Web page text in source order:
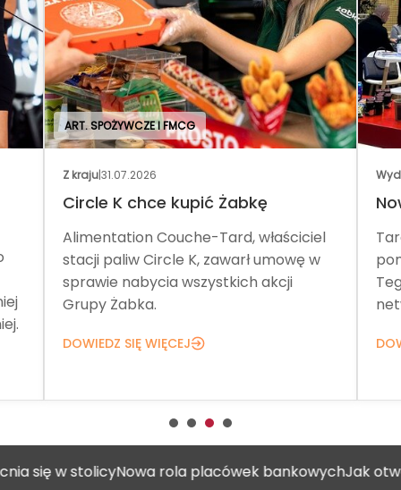
ART. SPOŻYWCZE I FMCG
Z kraju|31.07.2026
Circle K chce kupić Żabkę
Alimentation Couche-Tard, właściciel
stacji paliw Circle K, zawarł umowę w
sprawie nabycia wszystkich akcji
Grupy Żabka.
DOWIEDZ SIĘ WIĘCEJ
stolicyNowa rola placówek bankowychJak otworzyć